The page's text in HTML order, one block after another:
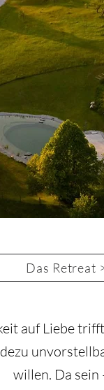
Das Retreat
auf Liebe
willen. Da